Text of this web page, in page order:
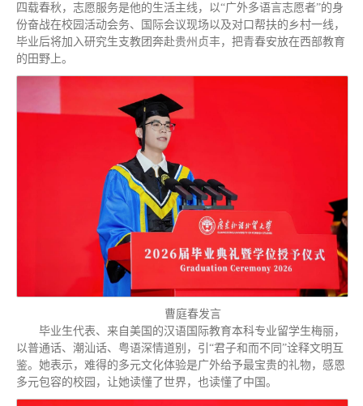
四载春秋，志愿服务是他的生活主线，以“广外多语言志愿者”的身
份奋战在校园活动会务、国际会议现场以及对口帮扶的乡村一线，
毕业后将加入研究生支教团奔赴贵州贞丰，把青春安放在西部教育
的田野上。
曹庭春发言
毕业生代表、来自美国的汉语国际教育本科专业留学生梅丽，
以普通话、潮汕话、粤语深情道别，引“君子和而不同”诠释文明互
鉴。她表示，难得的多元文化体验是广外给予最宝贵的礼物，感恩
多元包容的校园，让她读懂了世界，也读懂了中国。